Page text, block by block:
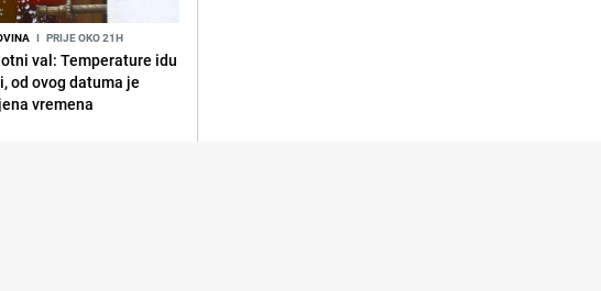
I PRIJE OKO 21H
val: Temperature idu
od ovog datuma je
vremena